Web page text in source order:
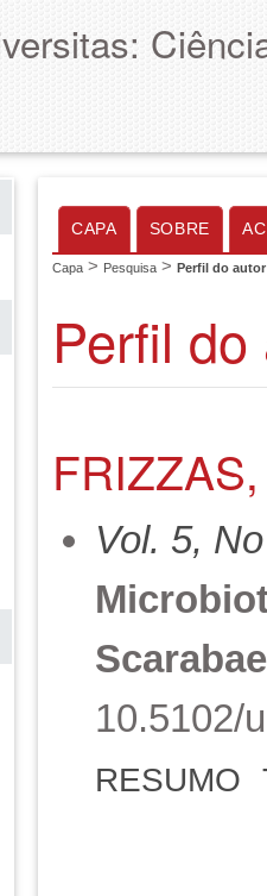
CAPA SOBRE
Capa > Pesquisa > Perfil do autor
Perfil
Vol. 5,
10.5102/
RESUMO